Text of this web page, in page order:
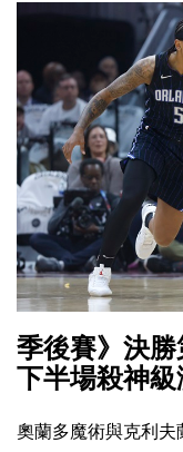
季後賽》決
下半場殺神
奧蘭多魔術與克利夫